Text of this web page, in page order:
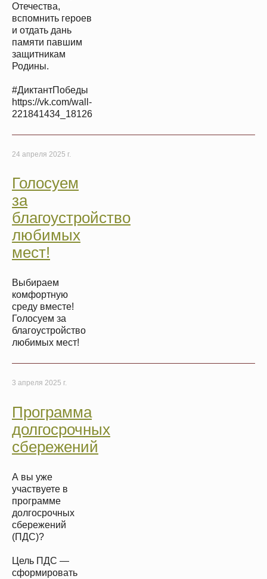
Отечества,
вспомнить героев
и отдать дань
памяти павшим
защитникам
Родины.
#ДиктантПобеды
https://vk.com/wall-
221841434_18126
24 апреля 2025 г.
Голосуем
за
благоустройство
любимых
мест!
Выбираем
комфортную
среду вместе!
Голосуем за
благоустройство
любимых мест!
3 апреля 2025 г.
Программа
долгосрочных
сбережений
А вы уже
участвуете в
программе
долгосрочных
сбережений
(ПДС)?
Цель ПДС —
сформировать